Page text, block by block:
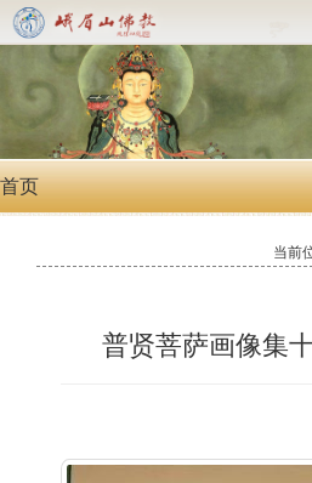
首页
当前
普贤菩萨画像集